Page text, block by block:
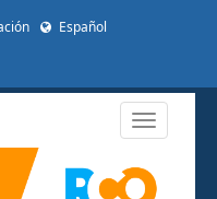
Español
Toggle